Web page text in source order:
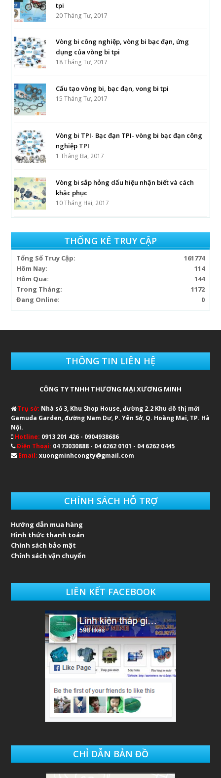
tpi
20 Tháng Tư, 2017
Vòng bi công nghiệp, vòng bi bạc đạn, ứng
dụng của vòng bi tpi
18 Tháng Tư, 2017
Cấu tạo vòng bi, bạc đạn, vong bi tpi
15 Tháng Tư, 2017
Vòng bi TPI- Bạc đạn TPI- vòng bi bạc đạn công
nghiệp TPI
1 Tháng Ba, 2017
Vòng bi sắp hỏng dấu hiệu nhận biết và cách
khắc phục
10 Tháng Hai, 2017
THỐNG KÊ TRUY CẬP
161774
Tổng Số Truy Cập:
114
Hôm Nay:
144
Hôm Qua:
1172
Trong Tháng:
0
Đang Online:
THÔNG TIN LIÊN HỆ
CÔNG TY TNHH THƯƠNG MẠI XƯƠNG MINH
Trụ sở: Nhà số 3, Khu Shop House, đường 2.2 Khu đô thị mới
Gamuda Garden, đường Nam Dư, P. Yên Sở, Q. Hoàng Mai, TP. Hà
Nội.
Hotline: 0913 201 426 - 0904938686
Điện Thoại: 04 73030888 - 04 6262 0101 - 04 6262 0445
Email: xuongminhcongty@gmail.com
CHÍNH SÁCH HỖ TRỢ
Hướng dẫn mua hàng
Hình thức thanh toán
Chính sách bảo mật
Chính sách vận chuyển
LIÊN KẾT FACEBOOK
CHỈ DẪN BẢN ĐỒ